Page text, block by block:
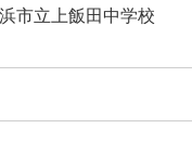
市立上飯田中学校